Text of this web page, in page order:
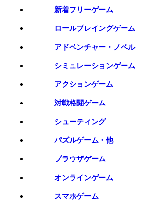
新着フリーゲーム
ロールプレイングゲーム
アドベンチャー・ノベル
シミュレーションゲーム
アクションゲーム
対戦格闘ゲーム
シューティング
パズルゲーム・他
ブラウザゲーム
オンラインゲーム
スマホゲーム